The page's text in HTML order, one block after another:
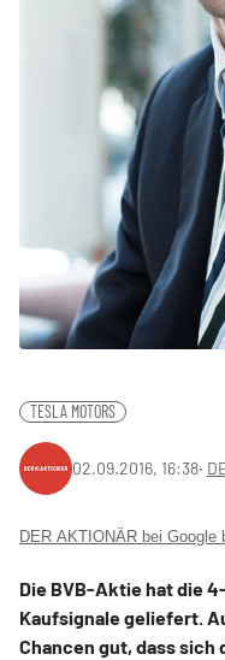
TESLA MOTORS
02.09.2016, 16:38‧
DER AKTIONÄR bei Google
Die BVB-Aktie hat die
Kaufsignale geliefert.
Chancen gut, dass